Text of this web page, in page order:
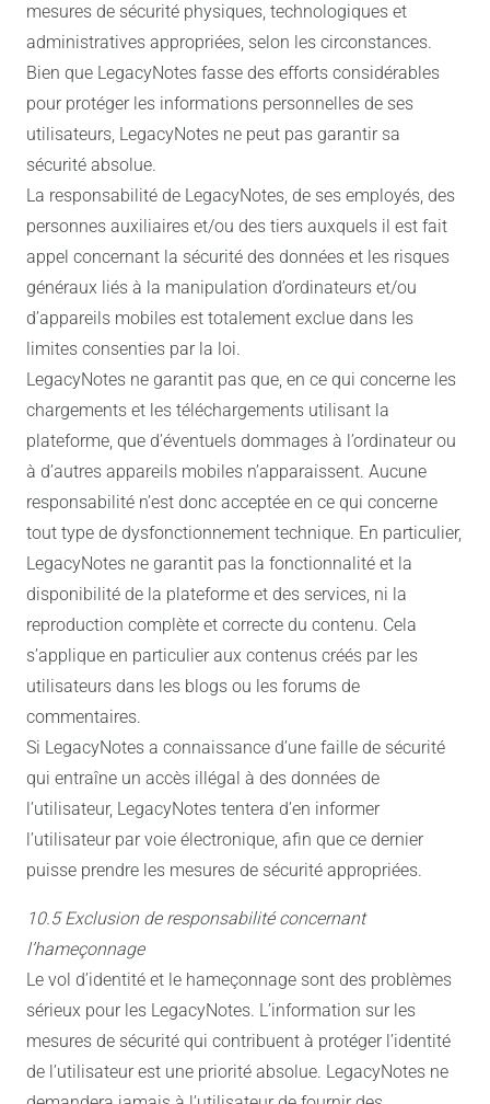
mesures de sécurité physiques, technologiques et
administratives appropriées, selon les circonstances.
Bien que LegacyNotes fasse des efforts considérables
pour protéger les informations personnelles de ses
utilisateurs, LegacyNotes ne peut pas garantir sa
sécurité absolue.
La responsabilité de LegacyNotes, de ses employés, des
personnes auxiliaires et/ou des tiers auxquels il est fait
appel concernant la sécurité des données et les risques
généraux liés à la manipulation d’ordinateurs et/ou
d’appareils mobiles est totalement exclue dans les
limites consenties par la loi.
LegacyNotes ne garantit pas que, en ce qui concerne les
chargements et les téléchargements utilisant la
plateforme, que d’éventuels dommages à l’ordinateur ou
à d’autres appareils mobiles n’apparaissent. Aucune
responsabilité n’est donc acceptée en ce qui concerne
tout type de dysfonctionnement technique. En particulier,
LegacyNotes ne garantit pas la fonctionnalité et la
disponibilité de la plateforme et des services, ni la
reproduction complète et correcte du contenu. Cela
s’applique en particulier aux contenus créés par les
utilisateurs dans les blogs ou les forums de
commentaires.
Si LegacyNotes a connaissance d’une faille de sécurité
qui entraîne un accès illégal à des données de
l’utilisateur, LegacyNotes tentera d’en informer
l’utilisateur par voie électronique, afin que ce dernier
puisse prendre les mesures de sécurité appropriées.
10.5 Exclusion de responsabilité concernant
l’hameçonnage
Le vol d’identité et le hameçonnage sont des problèmes
sérieux pour les LegacyNotes. L’information sur les
mesures de sécurité qui contribuent à protéger l’identité
de l’utilisateur est une priorité absolue. LegacyNotes ne